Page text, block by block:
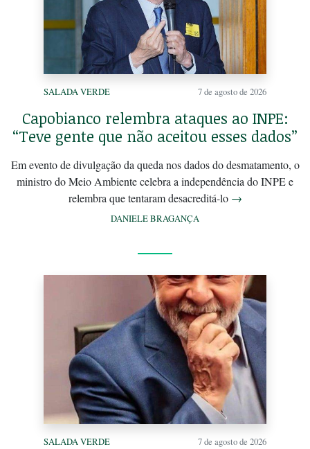
SALADA VERDE 7 de agosto de 2026
Capobianco relembra ataques ao INPE:
“Teve gente que não aceitou esses dados”
Em evento de divulgação da queda nos dados do desmatamento, o
ministro do Meio Ambiente celebra a independência do INPE e
relembra que tentaram desacreditá-lo →
DANIELE BRAGANÇA
SALADA VERDE 7 de agosto de 2026